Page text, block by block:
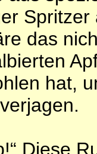
das
hat,
Diese